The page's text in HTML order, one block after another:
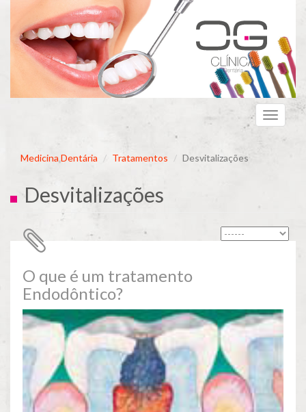
conteúdo
principal
Toggle
Medicina Dentária Tratamentos Desvitalizações
Desvitalizações
O que é um tratamento
Endodôntico?